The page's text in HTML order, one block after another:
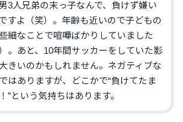
3人兄弟の末っ子なんで、負けず嫌い
すよ（笑）。年齢も近いので子どもの
細なことで喧嘩ばかりしていました
）。あと、10年間サッカーをしていた影
きいのかもしれません。ネガティブな
はありますが、どこかで“負けてたま
”という気持ちはあります。